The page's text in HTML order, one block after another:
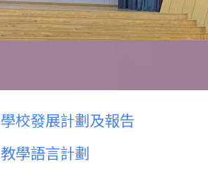
學校發展計劃及報告
教學語言計劃